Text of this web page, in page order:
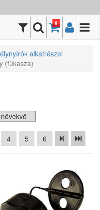
0
alkatrészei
(fűkasza)
4 5 6